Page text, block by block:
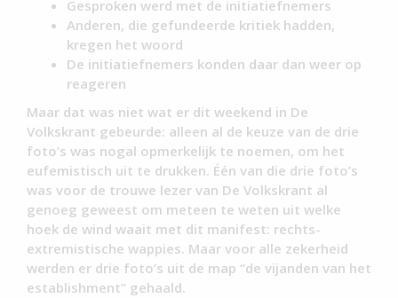
Gesproken werd met de initiatiefnemers
Anderen, die gefundeerde kritiek hadden,
kregen het woord
De initiatiefnemers konden daar dan weer op
reageren
Maar dat was niet wat er dit weekend in De
Volkskrant gebeurde: alleen al de keuze van de drie
foto’s was nogal opmerkelijk te noemen, om het
eufemistisch uit te drukken. Één van die drie foto’s
was voor de trouwe lezer van De Volkskrant al
genoeg geweest om meteen te weten uit welke
hoek de wind waait met dit manifest: rechts-
extremistische wappies. Maar voor alle zekerheid
werden er drie foto’s uit de map “de vijanden van het
establishment” gehaald.